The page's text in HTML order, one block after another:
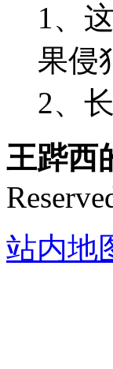
1、
果侵
2、
王跸西
站内地